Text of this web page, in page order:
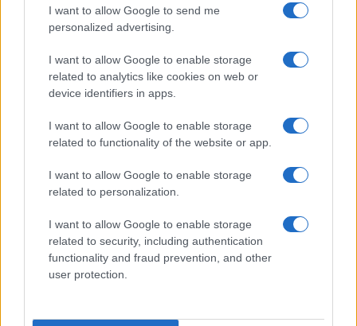
I want to allow Google to send me
personalized advertising.
I want to allow Google to enable storage
related to analytics like cookies on web or
device identifiers in apps.
I want to allow Google to enable storage
related to functionality of the website or app.
I want to allow Google to enable storage
related to personalization.
I want to allow Google to enable storage
related to security, including authentication
functionality and fraud prevention, and other
user protection.
Dagli anni ’80 ai giorni nostri: la rinascita degli occhiali
aviator tra le star
BELLEZZA